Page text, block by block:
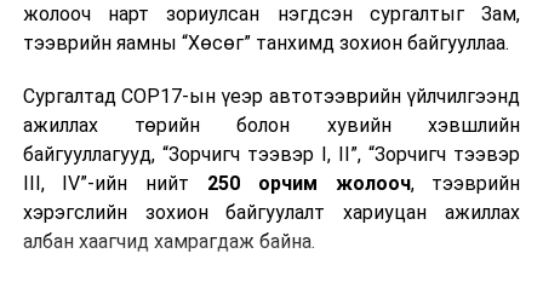
жолооч нарт зориулсан нэгдсэн сургалтыг Зам,
тээврийн яамны “Хөсөг” танхимд зохион байгууллаа.
Сургалтад COP17-ын үеэр автотээврийн үйлчилгээнд
ажиллах төрийн болон хувийн хэвшлийн
байгууллагууд, “Зорчигч тээвэр I, II”, “Зорчигч тээвэр
III, IV”-ийн нийт 250 орчим жолооч, тээврийн
хэрэгслийн зохион байгуулалт хариуцан ажиллах
албан хаагчид хамрагдаж байна.